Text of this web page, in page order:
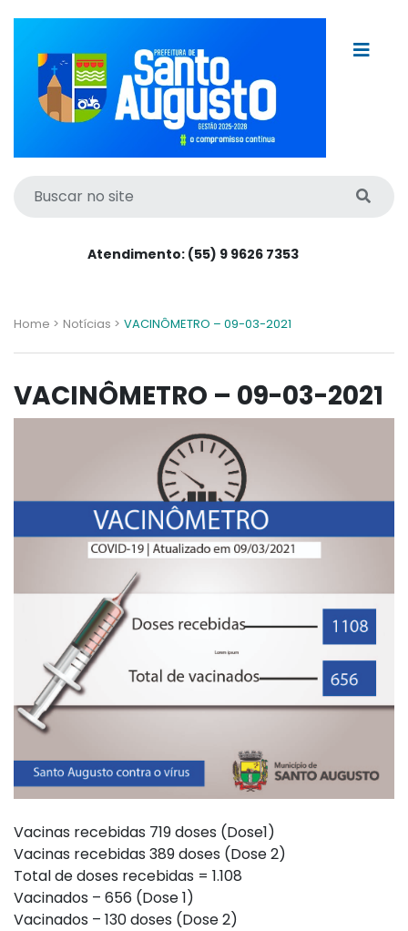
Atendimento: (55) 9 9626 7353
Home > Notícias > VACINÔMETRO – 09-03-2021
VACINÔMETRO – 09-03-2021
Vacinas recebidas 719 doses (Dose1)
Vacinas recebidas 389 doses (Dose 2)
Total de doses recebidas = 1.108
Vacinados – 656 (Dose 1)
Vacinados – 130 doses (Dose 2)